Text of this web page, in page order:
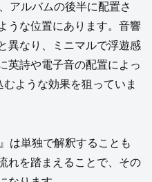
アルバムの後半に配置さ
うな位置にあります。音響
異なり、ミニマルで浮遊感
英詩や電子音の配置によっ
むような効果を狙っていま
は単独で解釈することも
れを踏まえることで、その